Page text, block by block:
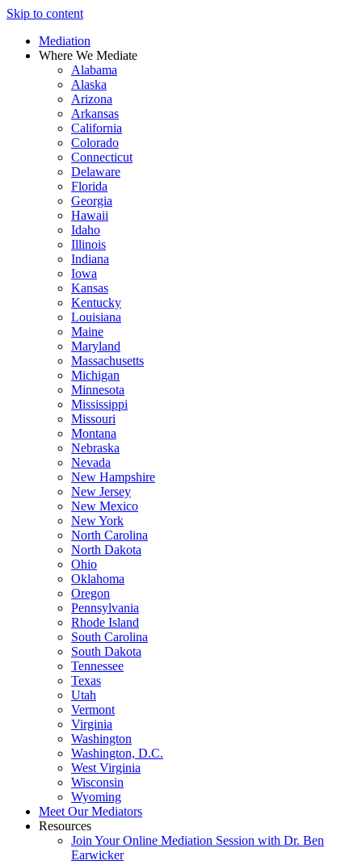
Skip to content
Mediation
Where We Mediate
Alabama
Alaska
Arizona
Arkansas
California
Colorado
Connecticut
Delaware
Florida
Georgia
Hawaii
Idaho
Illinois
Indiana
Iowa
Kansas
Kentucky
Louisiana
Maine
Maryland
Massachusetts
Michigan
Minnesota
Mississippi
Missouri
Montana
Nebraska
Nevada
New Hampshire
New Jersey
New Mexico
New York
North Carolina
North Dakota
Ohio
Oklahoma
Oregon
Pennsylvania
Rhode Island
South Carolina
South Dakota
Tennessee
Texas
Utah
Vermont
Virginia
Washington
Washington, D.C.
West Virginia
Wisconsin
Wyoming
Meet Our Mediators
Resources
Join Your Online Mediation Session with Dr. Ben
Earwicker